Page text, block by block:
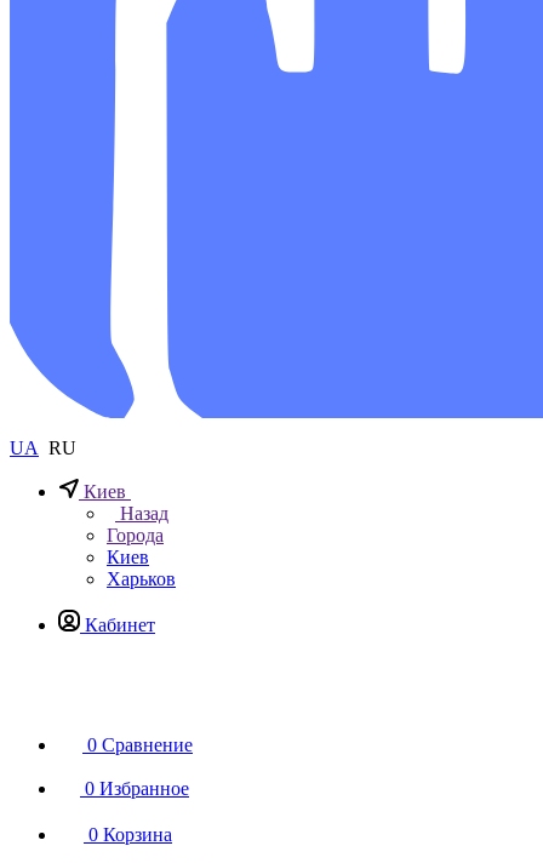
UA RU
Киев
Назад
Города
Киев
Харьков
Кабинет
0 Сравнение
0 Избранное
0 Корзина